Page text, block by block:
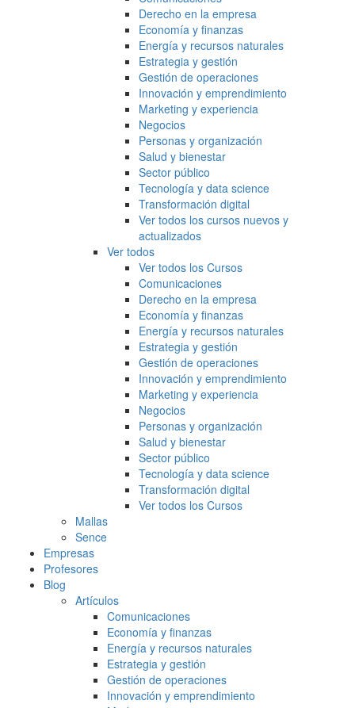
Derecho en la empresa
Economía y finanzas
Energía y recursos naturales
Estrategia y gestión
Gestión de operaciones
Innovación y emprendimiento
Marketing y experiencia
Negocios
Personas y organización
Salud y bienestar
Sector público
Tecnología y data science
Transformación digital
Ver todos los cursos nuevos y
actualizados
Ver todos
Ver todos los Cursos
Comunicaciones
Derecho en la empresa
Economía y finanzas
Energía y recursos naturales
Estrategia y gestión
Gestión de operaciones
Innovación y emprendimiento
Marketing y experiencia
Negocios
Personas y organización
Salud y bienestar
Sector público
Tecnología y data science
Transformación digital
Ver todos los Cursos
Mallas
Sence
Empresas
Profesores
Blog
Artículos
Comunicaciones
Economía y finanzas
Energía y recursos naturales
Estrategia y gestión
Gestión de operaciones
Innovación y emprendimiento